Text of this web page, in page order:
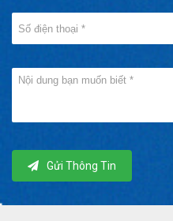
Gửi Thông Tin